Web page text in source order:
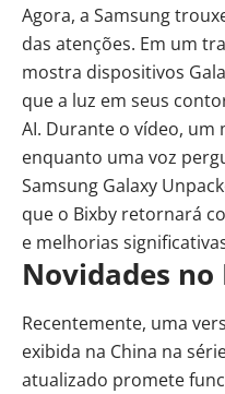
Agora, a Samsung
das atenções. Em um
mostra dispositivos
que a luz em seus
AI. Durante o vídeo, um
enquanto uma voz
Samsung Galaxy
que o Bixby retornará
e melhorias
Novidades no
Recentemente, uma
exibida na China na
atualizado promete